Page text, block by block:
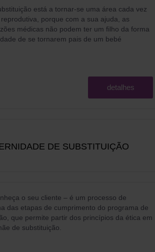
está a tornar-se uma área cada vez
porque com a sua ajuda, as
médicas não podem ter um filho da forma
de se tornarem pais de um bebé
detalhes
DE SUBSTITUIÇÃO
o seu cliente – é um processo de
das etapas de cumprimento do programa de
que permite partir dos princípios da ética em
de substituição.